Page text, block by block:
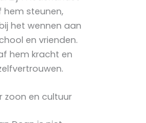
steunen,
het wennen aan
en vrienden.
hem kracht en
zoon en cultuur